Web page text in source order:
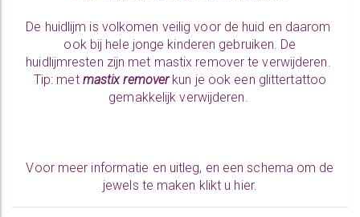
De huidlijm is volkomen veilig voor de huid en daarom
ook bij hele jonge kinderen gebruiken. De
huidlijmresten zijn met mastix remover te verwijderen.
Tip: met mastix remover kun je ook een glittertattoo
gemakkelijk verwijderen.
Voor meer informatie en uitleg, en een schema om de
jewels te maken klikt u hier.